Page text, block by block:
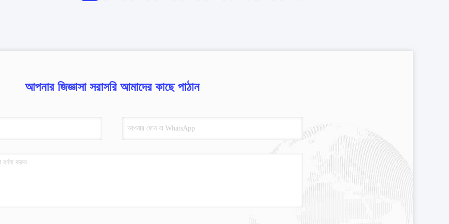
আপনার জিজ্ঞাসা সরাসরি আমাদের কাছে পাঠান